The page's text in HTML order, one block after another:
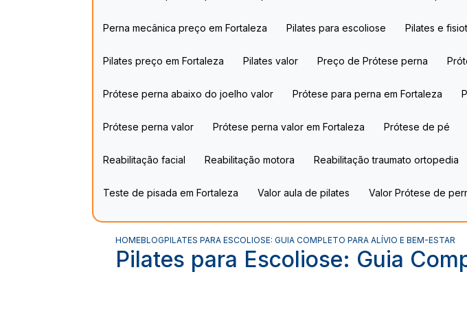
Perna mecânica preço em Fortaleza Pilates para escoliose Pilates e
Pilates preço em Fortaleza Pilates valor Preço de Prótese perna​
Prótese perna abaixo do joelho valor​ Prótese para perna em Fortaleza
Prótese perna valor Prótese perna valor em Fortaleza Prótese de pé​
Reabilitação facial Reabilitação motora​ Reabilitação traumato ortopedia
Teste de pisada em Fortaleza Valor aula de pilates Valor Prótese de
HOMEBLOGPILATES PARA ESCOLIOSE: GUIA COMPLETO PARA ALÍVIO E BEM-ESTAR
Pilates para Escoliose: Guia